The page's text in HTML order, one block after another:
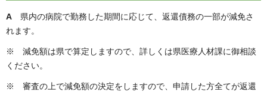
A 県内の病院で勤務した期間に応じて、返還債務の一部が減免さ
れます。
※ 減免額は県で算定しますので、詳しくは県医療人材課に御相談
ください。
※ 審査の上で減免額の決定をしますので、申請した方全てが返還